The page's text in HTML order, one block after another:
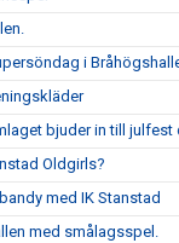
i
bjuder in till julfest
Oldgirls?
med IK Stanstad
med smålagsspel.